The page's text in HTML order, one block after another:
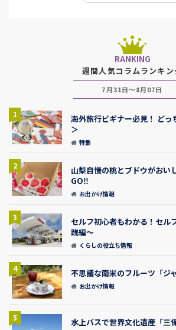
RANKING
週間人気コラムランキン
7月31日～8月07日
1
海外旅行ビギナー必見！ ど
＞
特集
2
山梨自慢の桃とブドウがおい
GO‼
お出かけ情報
3
セルフ初心者もわかる！セ
践編～
くらしの役立ち情報
4 不思議な南米のフルーツ「ジ
お出かけ情報
5 水上バスで世界文化遺産「三